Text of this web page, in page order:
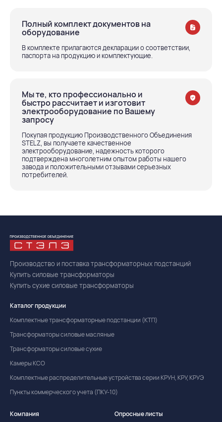
Полный комплект документов на
оборудование
В комплекте прилагаются декларации о соответствии,
паспорта на продукцию и комплектующие.
Мы те, кто профессионально и
быстро рассчитает и изготовит
электрооборудование по Вашему
запросу
Покупая продукцию Производственного Объединения
STELZ, вы получаете качественное
электрооборудование, надежность которого
подтверждена многолетним опытом работы нашего
завода и положительными отзывами серьезных
потребителей.
Производство и поставка трансформаторных подстанций
Купить силовые трансформаторы
Купить сухие силовые трансформаторы
Каталог продукции
Комплектные трансформаторные подстанции (КТП)
Трансформаторы силовые масляные
Трансформаторы силовые сухие
Камеры КСО
Комплектные распределительные устройства серии КРУН, КРУ, КРУЭ
Пункты коммерческого учета (ПКУ-10)
Компания Опросные листы